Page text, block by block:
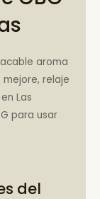
aroma
relaje
Las
para usar
del